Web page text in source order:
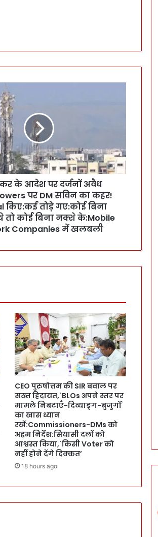
के आदेश पर दर्जनों अवैध
पर DM सविन का कहर!
किए:कई तोड़े गए:कोई बिना
तो कोई बिना नक्शे के:Mobile
Companies में खलबली
CEO पुरुषोत्तम की SIR बवाल पर
सख्त हिदायत,`BLOs अपने स्तर पर
मामले निबटाएँ-दिव्याङ्ग-बुजुर्गों
का खास ध्यान
रखें:Commissioners-DMs को
अहम निर्देश:सियासी दलों को
आश्वस्त किया,`किसी Voter को
नहीं होने देंगे दिक्कत’
18 hours ago